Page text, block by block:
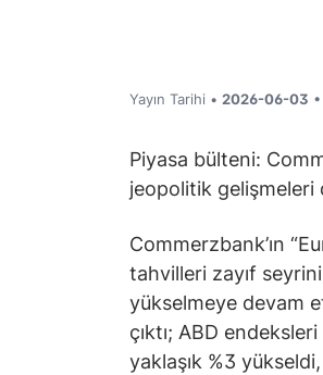
Yayın Tarihi • 2026-06-03
Piyasa bülteni:
jeopolitik gelişmeleri
Commerzbank’ın
tahvilleri zayıf
yükselmeye devam
çıktı; ABD
yaklaşık %3